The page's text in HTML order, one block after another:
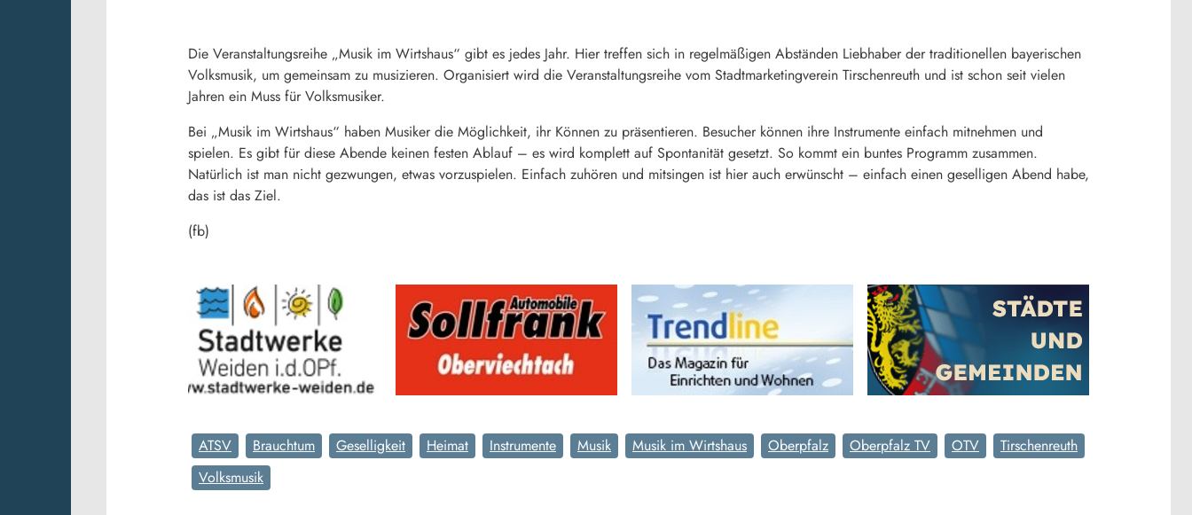
Die Veranstaltungsreihe „Musik im Wirtshaus“ gibt es jedes Jahr. Hier treffen sich in regelmäßigen Abständen Liebhaber der traditionellen bayerischen
Volksmusik, um gemeinsam zu musizieren. Organisiert wird die Veranstaltungsreihe vom Stadtmarketingverein Tirschenreuth und ist schon seit vielen
Jahren ein Muss für Volksmusiker.
Bei „Musik im Wirtshaus“ haben Musiker die Möglichkeit, ihr Können zu präsentieren. Besucher können ihre Instrumente einfach mitnehmen und
spielen. Es gibt für diese Abende keinen festen Ablauf – es wird komplett auf Spontanität gesetzt. So kommt ein buntes Programm zusammen.
Natürlich ist man nicht gezwungen, etwas vorzuspielen. Einfach zuhören und mitsingen ist hier auch erwünscht – einfach einen geselligen Abend habe,
das ist das Ziel.
(fb)
ATSV Brauchtum Geselligkeit Heimat Instrumente Musik Musik im Wirtshaus Oberpfalz Oberpfalz TV OTV
Tirschenreuth
Volksmusik